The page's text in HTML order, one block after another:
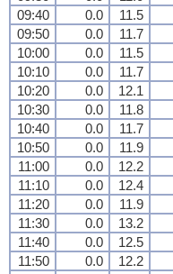
09:40
0.0 11.5
09:50
0.0 11.7
10:00
0.0 11.5
10:10
0.0 11.7
10:20
0.0 12.1
10:30
0.0 11.8
10:40
0.0 11.7
10:50
0.0 11.9
11:00
0.0 12.2
11:10
0.0 12.4
11:20
0.0 11.9
11:30
0.0 13.2
11:40
0.0 12.5
11:50
0.0 12.2